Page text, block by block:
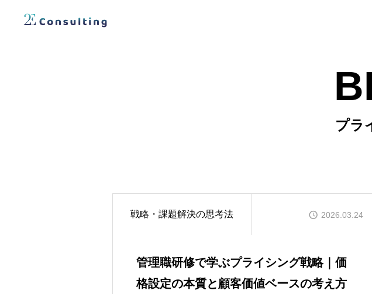
プラ
戦略・課題解決の思考法 2026.03.24
管理職研修で学ぶプライシング戦略｜価
格設定の本質と顧客価値ベースの考え方